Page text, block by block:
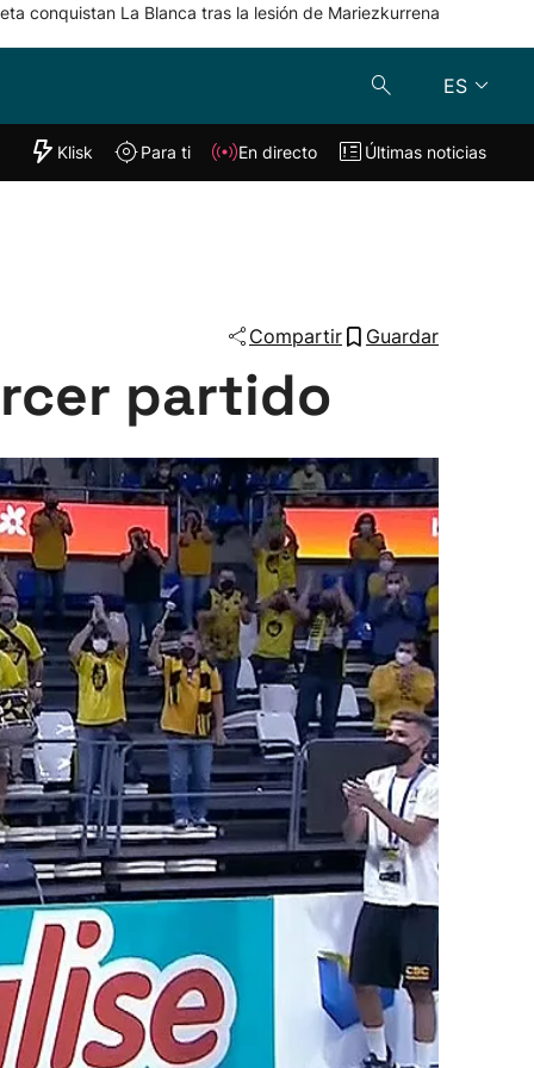
conquistan La Blanca tras la lesión de Mariezkurrena
ES
"Helmuga"
Klisk En directo
Klisk Para ti En directo Últimas noticias
Compartir Guardar
partido